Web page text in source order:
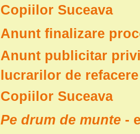
Copiilor Suceava
Anunt finalizare
Anunt publicitar
lucrarilor de
Copiilor Suceava
Pe drum de munte -